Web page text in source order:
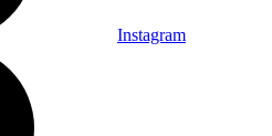
Instagram